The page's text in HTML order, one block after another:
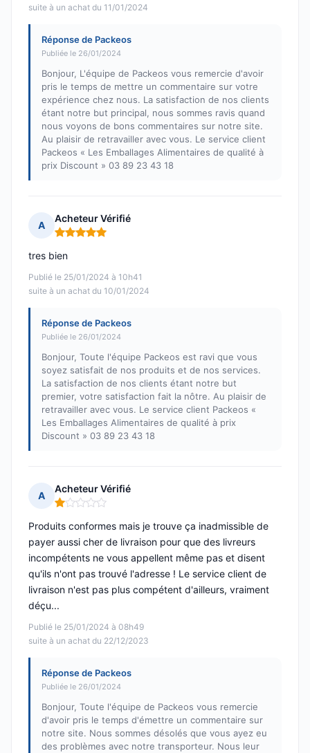
suite à un achat du 11/01/2024
Réponse de Packeos
Publiée le 26/01/2024
Bonjour, L'équipe de Packeos vous remercie d'avoir
pris le temps de mettre un commentaire sur votre
expérience chez nous. La satisfaction de nos clients
étant notre but principal, nous sommes ravis quand
nous voyons de bons commentaires sur notre site.
Au plaisir de retravailler avec vous. Le service client
Packeos « Les Emballages Alimentaires de qualité à
prix Discount » 03 89 23 43 18
A
Acheteur Vérifié
Note : 5 sur 5
Publié le 25/01/2024 à 10h41
suite à un achat du 10/01/2024
tres bien
Réponse de Packeos
Publiée le 26/01/2024
Bonjour, Toute l'équipe Packeos est ravi que vous
soyez satisfait de nos produits et de nos services.
La satisfaction de nos clients étant notre but
premier, votre satisfaction fait la nôtre. Au plaisir de
retravailler avec vous. Le service client Packeos «
Les Emballages Alimentaires de qualité à prix
Discount » 03 89 23 43 18
A
Acheteur Vérifié
Note : 1 sur 5
Publié le 25/01/2024 à 08h49
suite à un achat du 22/12/2023
Produits conformes mais je trouve ça inadmissible de
payer aussi cher de livraison pour que des livreurs
incompétents ne vous appellent même pas et disent
qu'ils n'ont pas trouvé l'adresse ! Le service client de
livraison n'est pas plus compétent d'ailleurs, vraiment
déçu...
Réponse de Packeos
Publiée le 26/01/2024
Bonjour, Toute l'équipe de Packeos vous remercie
d'avoir pris le temps d'émettre un commentaire sur
notre site. Nous sommes désolés que vous ayez eu
des problèmes avec notre transporteur. Nous leur